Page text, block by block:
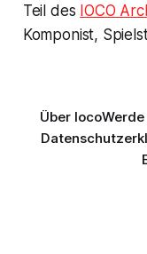
Teil des IOCO
Komponist,
Über Ioco